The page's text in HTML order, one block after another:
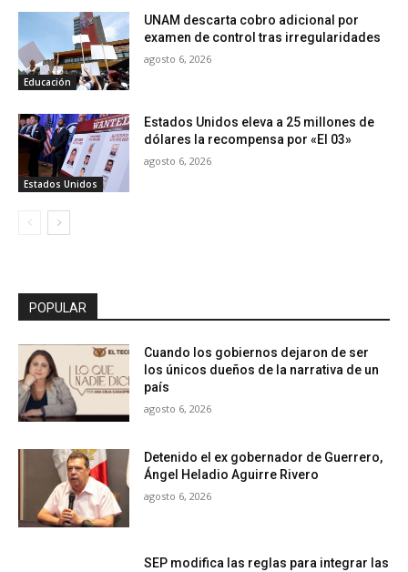
Educación
UNAM descarta cobro adicional por
examen de control tras irregularidades
agosto 6, 2026
Estados Unidos
Estados Unidos eleva a 25 millones de
dólares la recompensa por «El 03»
agosto 6, 2026
POPULAR
Cuando los gobiernos dejaron de ser
los únicos dueños de la narrativa de un
país
agosto 6, 2026
Detenido el ex gobernador de Guerrero,
Ángel Heladio Aguirre Rivero
agosto 6, 2026
SEP modifica las reglas para integrar las